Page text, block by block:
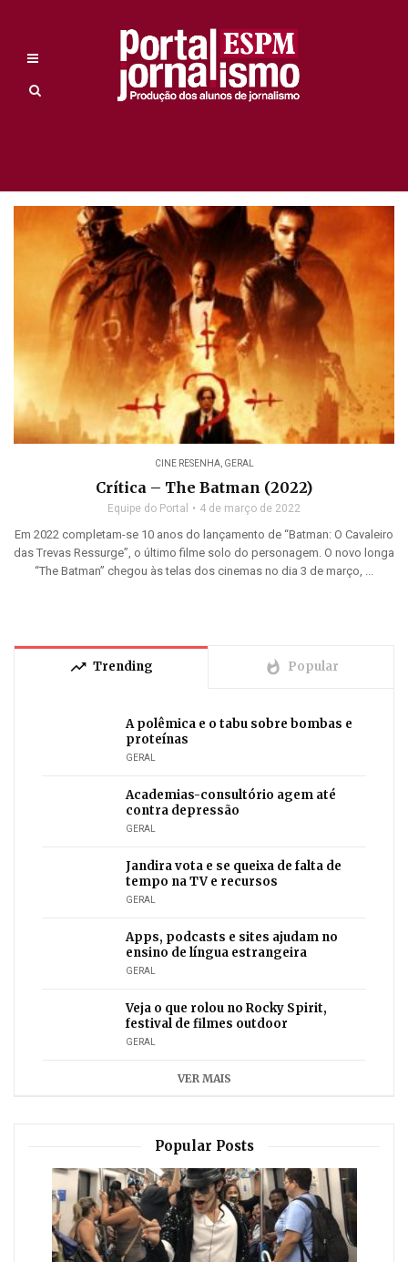
CINE RESENHA, GERAL
Crítica – The Batman (2022)
Equipe do Portal 4 de março de 2022
Em 2022 completam-se 10 anos do lançamento de “Batman: O Cavaleiro
das Trevas Ressurge”, o último filme solo do personagem. O novo longa
“The Batman” chegou às telas dos cinemas no dia 3 de março, ...
trending_up Trending whatshot Popular
A polêmica e o tabu sobre bombas e
proteínas
GERAL
Academias-consultório agem até
contra depressão
GERAL
Jandira vota e se queixa de falta de
tempo na TV e recursos
GERAL
Apps, podcasts e sites ajudam no
ensino de língua estrangeira
GERAL
Veja o que rolou no Rocky Spirit,
festival de filmes outdoor
GERAL
VER MAIS
Popular Posts